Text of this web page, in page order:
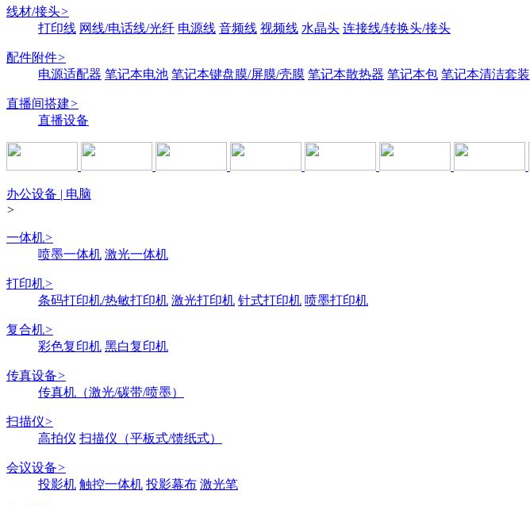
线材/接头>
打印线 网线/电话线/光纤 电源线 音频线 视频线 水晶头 连接线/转换头/接头
配件附件>
电源适配器 笔记本电池 笔记本键盘膜/屏膜/壳膜 笔记本散热器 笔记本包 笔记本清洁套装
直播间搭建>
直播设备
办公设备 | 电脑
>
一体机>
喷墨一体机 激光一体机
打印机>
条码打印机/热敏打印机 激光打印机 针式打印机 喷墨打印机
复合机>
彩色复印机 黑白复印机
传真设备>
传真机（激光/碳带/喷墨）
扫描仪>
高拍仪 扫描仪（平板式/馈纸式）
会议设备>
投影机 触控一体机 投影幕布 激光笔